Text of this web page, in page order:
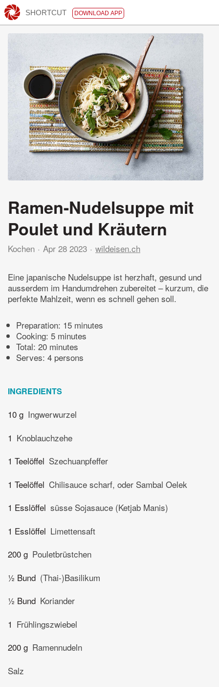
SHORTCUT DOWNLOAD APP
Ramen-Nudelsuppe mit
Poulet und Kräutern
Kochen Apr 28 2023 wildeisen.ch
Eine japanische Nudelsuppe ist herzhaft, gesund und
ausserdem im Handumdrehen zubereitet – kurzum, die
perfekte Mahlzeit, wenn es schnell gehen soll.
Preparation: 15 minutes
Cooking: 5 minutes
Total: 20 minutes
Serves: 4 persons
INGREDIENTS
10 g Ingwerwurzel
1 Knoblauchzehe
1 Teelöffel Szechuanpfeffer
1 Teelöffel Chilisauce scharf, oder Sambal Oelek
1 Esslöffel süsse Sojasauce (Ketjab Manis)
1 Esslöffel Limettensaft
200 g Pouletbrüstchen
½ Bund (Thai-)Basilikum
½ Bund Koriander
1 Frühlingszwiebel
200 g Ramennudeln
Salz